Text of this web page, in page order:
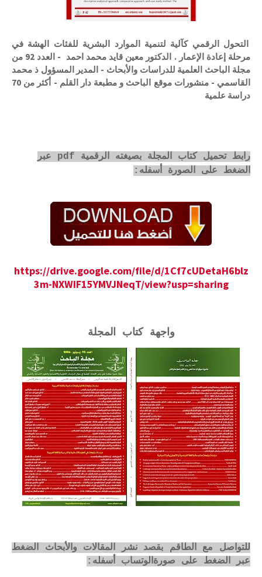
التحول الرقمي كآلية لتنمية الموارد البشرية للفئات الهشة في
مرحلة إعادة الإعمار . الدكتور معين قايد محمد احمد - العدد 92 من
مجلة الباحث العلمية للدراسات والأبحاث - المدير المسؤول ذ محمد
القاسمي - منشورات موقع الباحث و مطبعة دار القلم - أكثر من 70
دراسة علمية
رابط تحميل كتاب المجلة بصيغته الرقمية pdf عبر
الضغط على الصورة أسفله:
https://drive.google.com/file/d/1Cf7cUDetaH6blz
3m-NXWIF15YMVJNeqT/view?usp=sharing
واجهة كتاب المجلة
للتواصل مع الطاقم بقصد نشر المقالات والأبحاث الضغط
عبر الضغط على صورةالوتساب أسفله: